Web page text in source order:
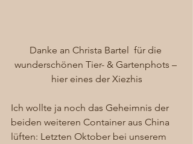
Danke an Christa Bartel  für die
wunderschönen Tier- & Gartenphots –
hier eines der Xiezhis
Ich wollte ja noch das Geheimnis der
beiden weiteren Container aus China
lüften: Letzten Oktober bei unserem